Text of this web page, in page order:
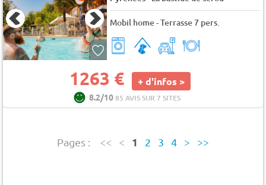
Mobil home - Terrasse 7 pers.
1263 € + d'infos >
8.2/1085 AVIS SUR 7 SITES
Pages : << < 1 2 3 4 > >>